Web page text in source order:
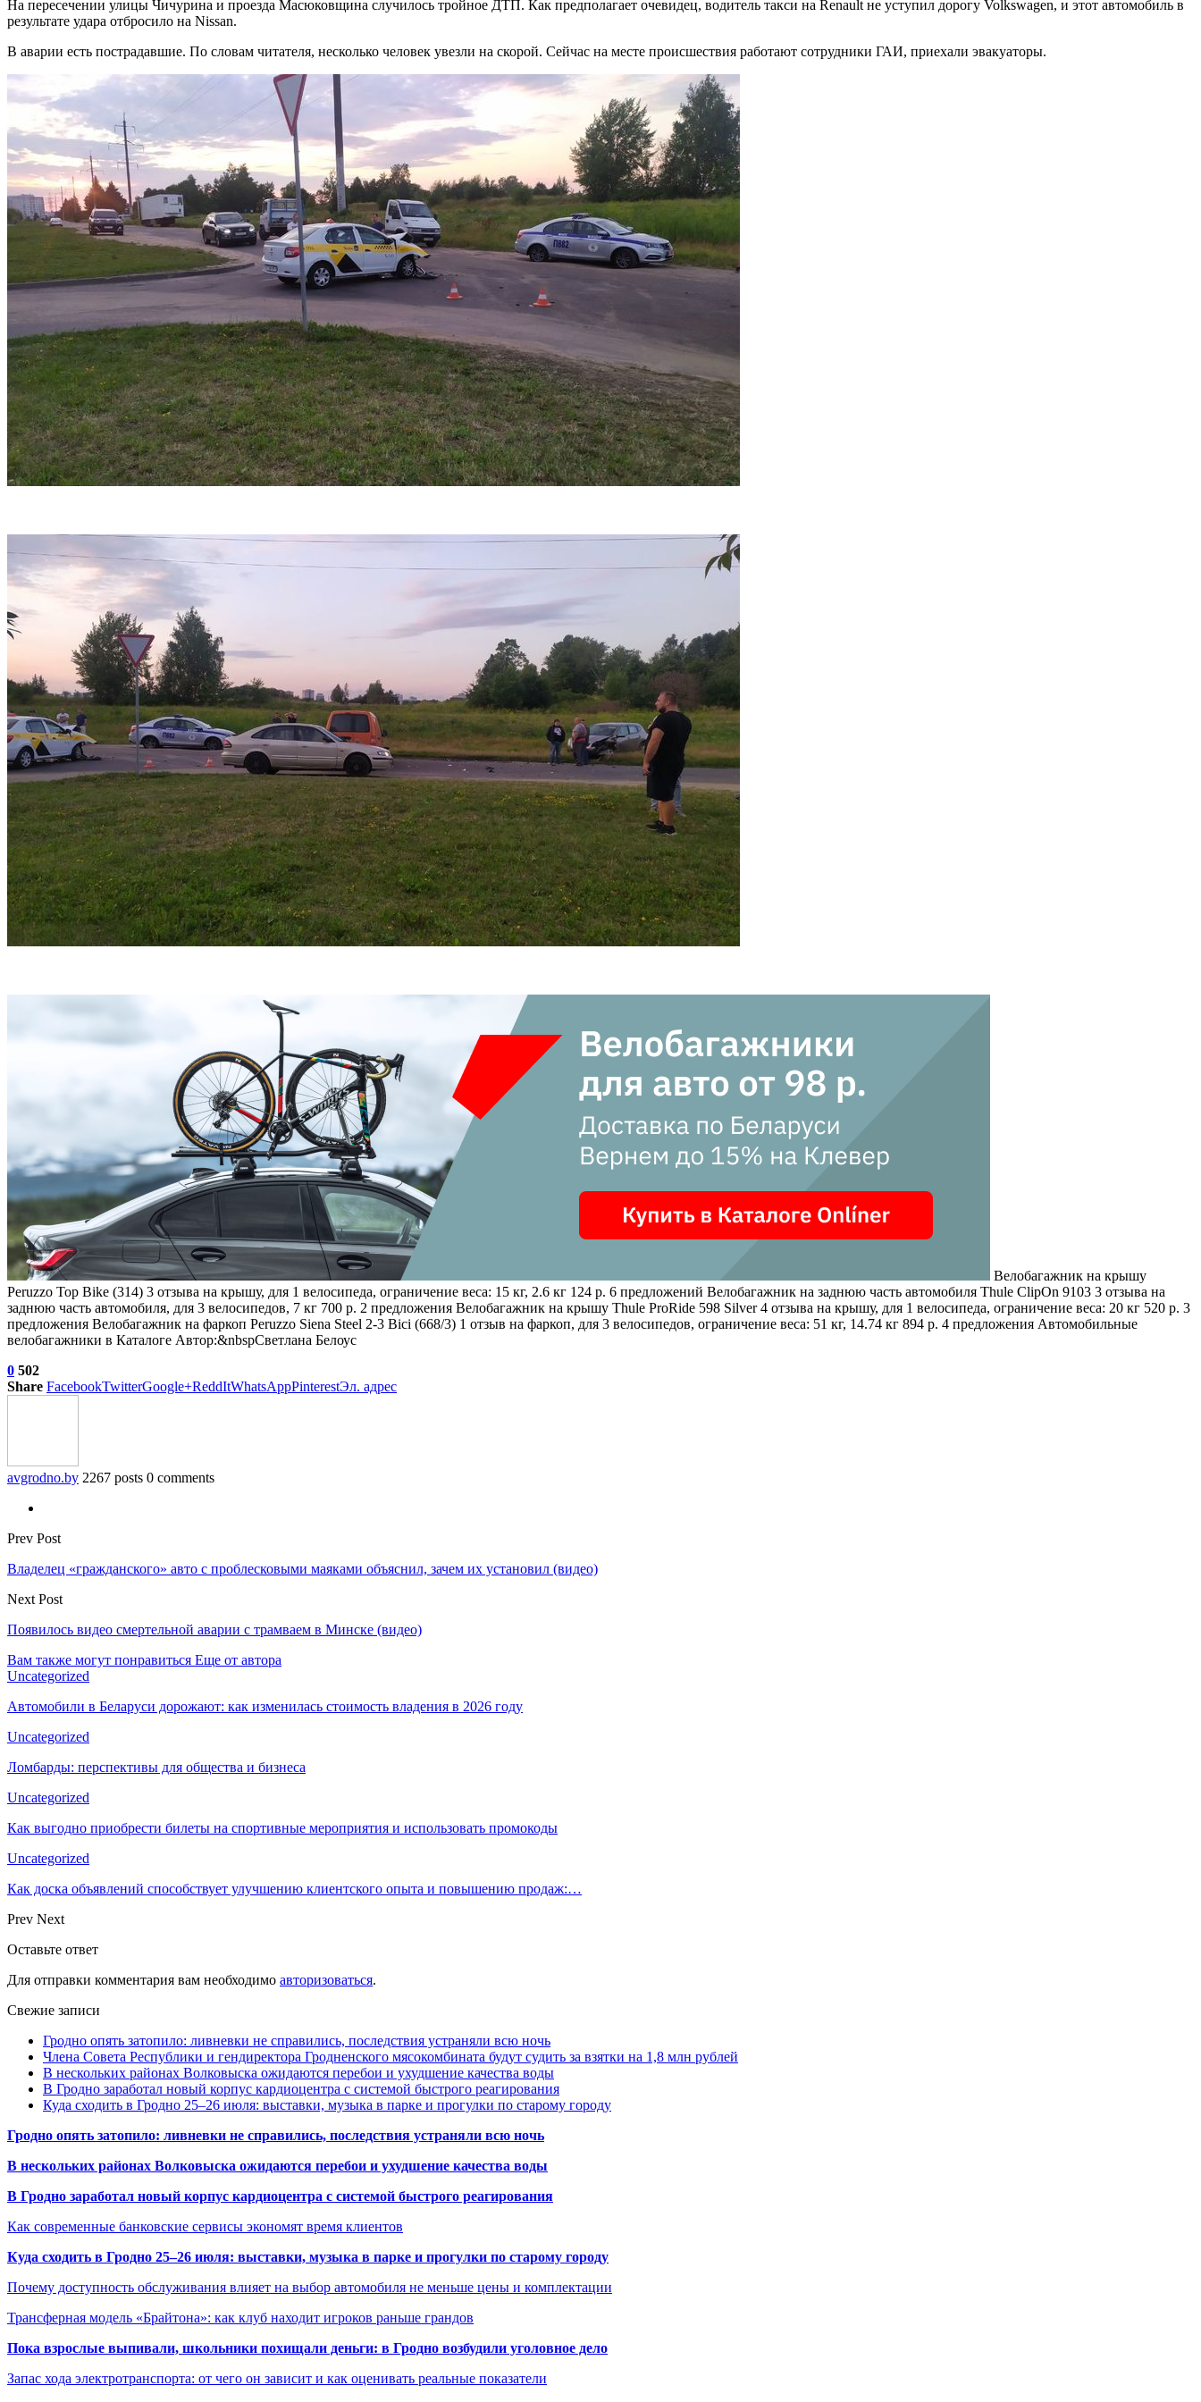
На пересечении улицы Чичурина и проезда Масюковщина случилось тройное ДТП. Как предполагает очевидец, водитель такси на Renault не уступил дорогу Volkswagen, и этот автомобиль в
результате удара отбросило на Nissan.
В аварии есть пострадавшие. По словам читателя, несколько человек увезли на скорой. Сейчас на месте происшествия работают сотрудники ГАИ, приехали эвакуаторы.
Велобагажник на крышу
Peruzzo Top Bike (314) 3 отзыва на крышу, для 1 велосипеда, ограничение веса: 15 кг, 2.6 кг 124 р. 6 предложений Велобагажник на заднюю часть автомобиля Thule ClipOn 9103 3 отзыва на
заднюю часть автомобиля, для 3 велосипедов, 7 кг 700 р. 2 предложения Велобагажник на крышу Thule ProRide 598 Silver4 отзыва на крышу, для 1 велосипеда, ограничение веса: 20 кг 520 р. 3
предложения Велобагажник на фаркоп Peruzzo Siena Steel 2-3 Bici (668/3) 1 отзыв на фаркоп, для 3 велосипедов, ограничение веса: 51 кг, 14.74 кг 894 р. 4 предложения Автомобильные
велобагажники в Каталоге Автор:&nbspСветлана Белоус
0 502
Share FacebookTwitterGoogle+ReddItWhatsAppPinterestЭл. адрес
avgrodno.by 2267 posts 0 comments
Prev Post
Владелец «гражданского» авто с проблесковыми маяками объяснил, зачем их установил (видео)
Next Post
Появилось видео смертельной аварии с трамваем в Минске (видео)
Вам также могут понравиться Еще от автора
Uncategorized
Автомобили в Беларуси дорожают: как изменилась стоимость владения в 2026 году
Uncategorized
Ломбарды: перспективы для общества и бизнеса
Uncategorized
Как выгодно приобрести билеты на спортивные мероприятия и использовать промокоды
Uncategorized
Как доска объявлений способствует улучшению клиентского опыта и повышению продаж:…
Prev Next
Оставьте ответ
Для отправки комментария вам необходимо авторизоваться.
Свежие записи
Гродно опять затопило: ливневки не справились, последствия устраняли всю ночь
Члена Совета Республики и гендиректора Гродненского мясокомбината будут судить за взятки на 1,8 млн рублей
В нескольких районах Волковыска ожидаются перебои и ухудшение качества воды
В Гродно заработал новый корпус кардиоцентра с системой быстрого реагирования
Куда сходить в Гродно 25–26 июля: выставки, музыка в парке и прогулки по старому городу
Гродно опять затопило: ливневки не справились, последствия устраняли всю ночь
В нескольких районах Волковыска ожидаются перебои и ухудшение качества воды
В Гродно заработал новый корпус кардиоцентра с системой быстрого реагирования
Как современные банковские сервисы экономят время клиентов
Куда сходить в Гродно 25–26 июля: выставки, музыка в парке и прогулки по старому городу
Почему доступность обслуживания влияет на выбор автомобиля не меньше цены и комплектации
Трансферная модель «Брайтона»: как клуб находит игроков раньше грандов
Пока взрослые выпивали, школьники похищали деньги: в Гродно возбудили уголовное дело
Запас хода электротранспорта: от чего он зависит и как оценивать реальные показатели